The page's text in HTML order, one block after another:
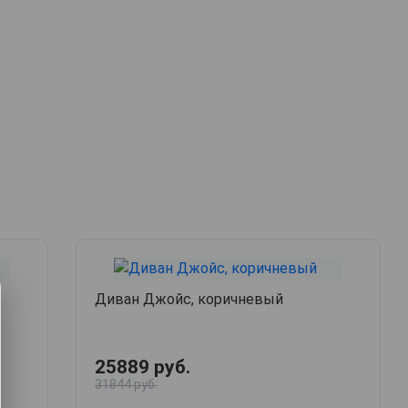
Диван Джойс, коричневый
25889 руб.
31844 руб.